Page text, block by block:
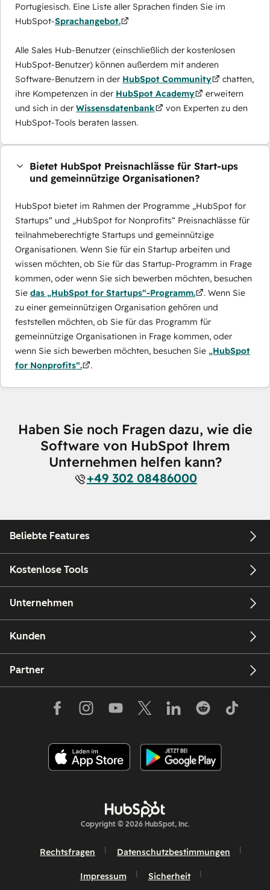
Portugiesisch. Eine Liste aller Sprachen finden Sie im
HubSpot-Sprachangebot.
Alle Sales Hub-Benutzer (einschließlich der kostenlosen
HubSpot-Benutzer) können außerdem mit anderen
Software-Benutzern in der HubSpot Community
chatten,
ihre Kompetenzen in der HubSpot Academy
erweitern
und sich in der Wissensdatenbank
von Experten zu den
HubSpot-Tools beraten lassen.
Bietet HubSpot Preisnachlässe für Start-ups
und gemeinnützige Organisationen?
HubSpot bietet im Rahmen der Programme „HubSpot for
Startups“ und „HubSpot for Nonprofits“ Preisnachlässe für
teilnahmeberechtigte Startups und gemeinnützige
Organisationen. Wenn Sie für ein Startup arbeiten und
wissen möchten, ob Sie für das Startup-Programm in Frage
kommen, oder wenn Sie sich bewerben möchten, besuchen
Sie das „HubSpot for Startups“-Programm.
. Wenn Sie
zu einer gemeinnützigen Organisation gehören und
feststellen möchten, ob Sie für das Programm für
gemeinnützige Organisationen in Frage kommen, oder
wenn Sie sich bewerben möchten, besuchen Sie „HubSpot
for Nonprofits“.
.
Haben Sie noch Fragen dazu, wie die
Software von HubSpot Ihrem
Unternehmen helfen kann?
+49 302 08486000
Beliebte Features
Kostenlose Tools
Unternehmen
Kunden
Partner
Copyright © 2026 HubSpot, Inc.
Rechtsfragen Datenschutzbestimmungen
Impressum Sicherheit